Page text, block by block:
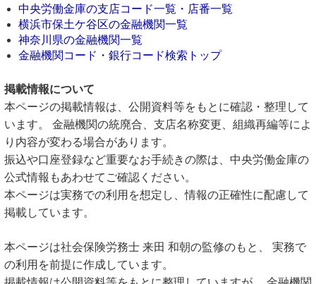
中央労働金庫の支店コード一覧・店番一覧
横浜市保土ケ谷区の金融機関一覧
神奈川県の金融機関一覧
金融機関コード・銀行コード検索トップ
掲載情報について
本ページの掲載情報は、公開資料等をもとに確認・整理して
います。 金融機関の統廃合、支店名称変更、組織再編等によ
り内容が変わる場合があります。
振込や口座登録など重要なお手続きの際は、中央労働金庫の
公式情報もあわせてご確認ください。
本ページは実務での利用を想定し、情報の正確性に配慮して
掲載しています。
本ページは社会保険労務士 来田 和朝の監修のもと、 実務で
の利用を前提に作成しています。